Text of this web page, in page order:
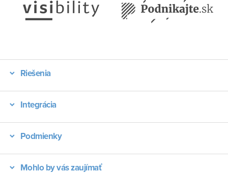
Riešenia
Integrácia
Podmienky
Mohlo by vás zaujímať